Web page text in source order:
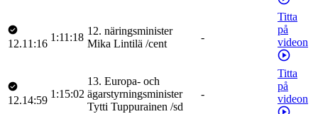
12.11:16
1:11:18
12. näringsminister
Mika Lintilä /cent
-
Titta
på
videon
12.14:59
1:15:02
13. Europa- och
ägarstyrningsminister
Tytti Tuppurainen /sd
-
Titta
på
videon